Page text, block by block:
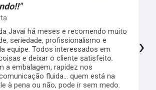
Javai há meses e recomendo muito
seriedade, profissionalismo e
equipe. Todos interessados em
e deixar o cliente satisfeito.
a embalagem, rapidez nos
fluida... quem está na
à pena ou não, pode ir sem medo.
›